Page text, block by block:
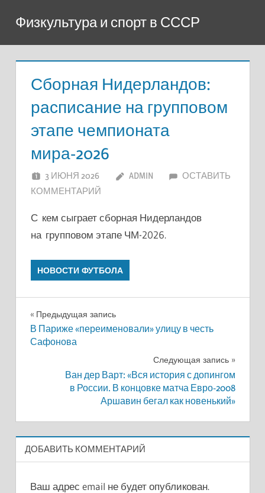
содержимому
Физкультура и спорт в СССР
Сборная Нидерландов:
расписание на групповом
этапе чемпионата
мира-2026
3 ИЮНЯ 2026 ADMIN
ОСТАВИТЬ
КОММЕНТАРИЙ
С кем сыграет сборная Нидерландов
на групповом этапе ЧМ-2026.
НОВОСТИ ФУТБОЛА
Навигация
по
Предыдущая запись
В Париже «переименовали» улицу в честь
Сафонова
Следующая запись
Ван дер Варт: «Вся история с допингом
в России. В концовке матча Евро-2008
Аршавин бегал как новенький»
ДОБАВИТЬ КОММЕНТАРИЙ
Ваш адрес email не будет опубликован.